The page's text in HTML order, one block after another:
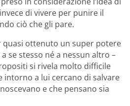
di vivere per punire il
ciò che gli pare.
quasi ottenuto un super potere
se stesso né a nessun altro –
si rivela molto difficile
intorno a lui cercano di salvare
e che pensano sia